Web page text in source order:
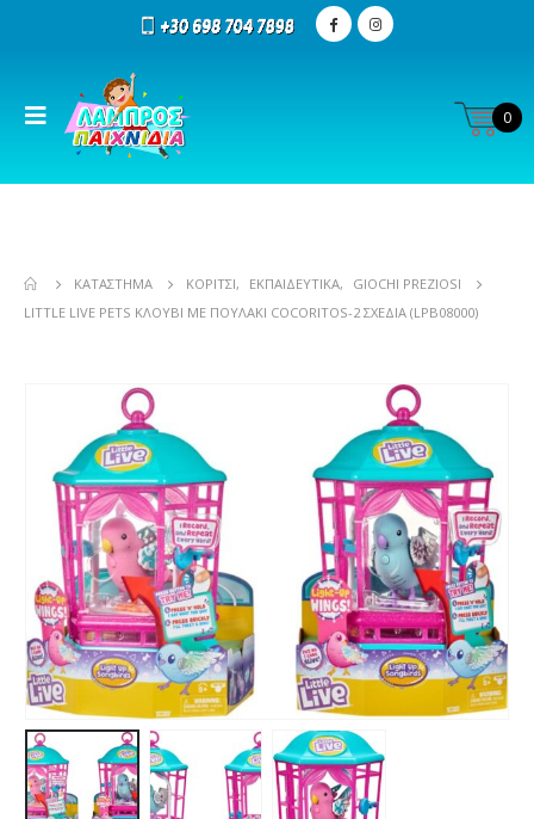
0
ΚΑΤΆΣΤΗΜΑ ΚΟΡΊΤΣΙ, ΕΚΠΑΙΔΕΥΤΙΚΆ,
GIOCHI PREZIOSI
LITTLE LIVE PETS ΚΛΟΥΒΊ ΜΕ ΠΟΥΛΆΚΙ COCORITOS-2 ΣΧΈΔΙΑ (LPB08000)